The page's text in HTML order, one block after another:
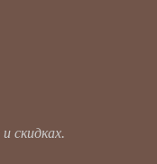
скидках.